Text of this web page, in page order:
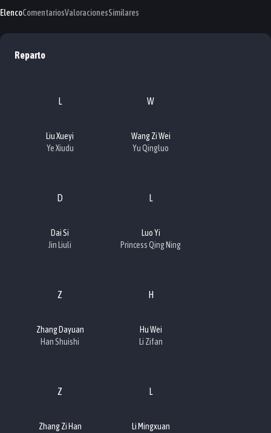
ElencoComentariosValoracionesSimilares
Reparto
L
Liu Xueyi
Ye Xiudu
W
Wang Zi Wei
Yu Qingluo
D
Dai Si
Jin Liuli
L
Luo Yi
Princess Qing Ning
Z
Zhang Dayuan
Han Shuishi
H
Hu Wei
Li Zifan
Z
Zhang Zi Han
L
Li Mingxuan